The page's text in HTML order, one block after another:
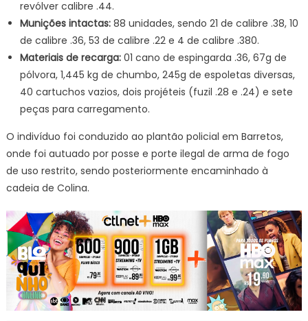
revólver calibre .44.
Munições intactas:88 unidades, sendo 21 de calibre .38, 10
de calibre .36, 53 de calibre .22 e 4 de calibre .380.
Materiais de recarga:01 cano de espingarda .36, 67g de
pólvora, 1,445 kg de chumbo, 245g de espoletas diversas,
40 cartuchos vazios, dois projéteis (fuzil .28 e .24) e sete
peças para carregamento.
O indivíduo foi conduzido ao plantão policial em Barretos,
onde foi autuado por posse e porte ilegal de arma de fogo
de uso restrito, sendo posteriormente encaminhado à
cadeia de Colina.